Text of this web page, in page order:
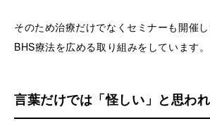
そのため治療だけでなくセミナーも開催
BHS療法を広める取り組みをしています。
言葉だけでは「怪しい」と思わ